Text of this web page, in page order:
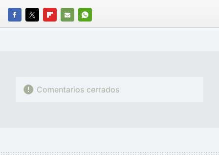
FACEBOOK
TWITTERFLIPBOARD
E-
WHATSAPP
Comentarios cerrados